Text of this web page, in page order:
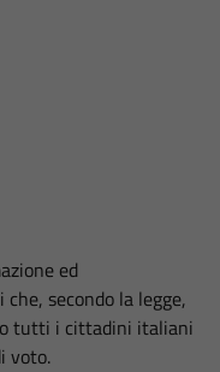
ed
secondo la legge,
tutti i cittadini italiani
voto.